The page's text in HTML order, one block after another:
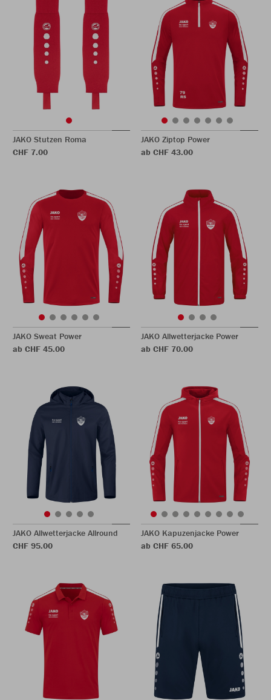
JAKO Stutzen Roma
CHF 7.00
JAKO Ziptop Power
ab CHF 43.00
JAKO Sweat Power
ab CHF 45.00
JAKO Allwetterjacke Power
ab CHF 70.00
JAKO Allwetterjacke Allround
CHF 95.00
JAKO Kapuzenjacke Power
ab CHF 65.00